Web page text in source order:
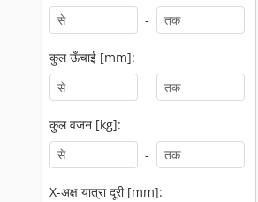
-
कुल ऊँचाई [mm]:
-
कुल वजन [kg]:
-
X-अक्ष यात्रा दूरी [mm]: